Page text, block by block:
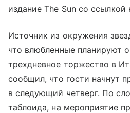
издание The Sun со ссылкой
Источник из окружения
что влюбленные планируют
трехдневное торжество в
сообщил, что гости начнут
в следующий четверг. По
таблоида, на мероприятие